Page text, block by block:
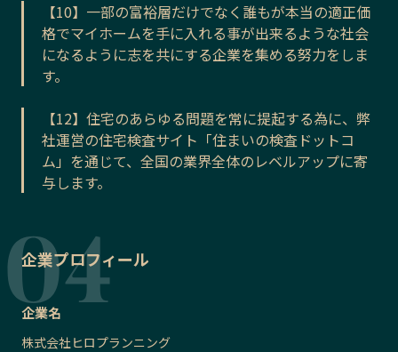
【10】一部の富裕層だけでなく誰もが本当の適正価
格でマイホームを手に入れる事が出来るような社会
になるように志を共にする企業を集める努力をしま
す。
【12】住宅のあらゆる問題を常に提起する為に、弊
社運営の住宅検査サイト「住まいの検査ドットコ
ム」を通じて、全国の業界全体のレベルアップに寄
与します。
企業プロフィール
企業名
株式会社ヒロプランニング